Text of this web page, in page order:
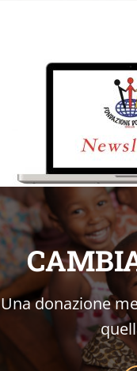
Una donazione